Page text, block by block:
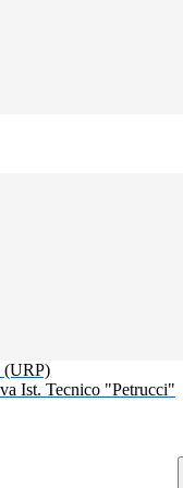
(URP)
Ist. Tecnico "Petrucci"